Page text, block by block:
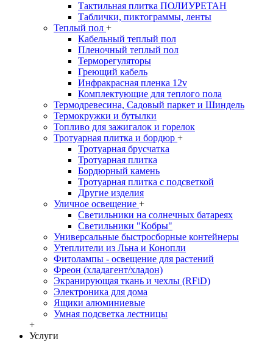
Тактильная плитка ПОЛИУРЕТАН
Таблички, пиктограммы, ленты
Теплый пол +
Кабельный теплый пол
Пленочный теплый пол
Терморегуляторы
Греющий кабель
Инфракрасная пленка 12v
Комплектующие для теплого пола
Термодревесина, Садовый паркет и Шиндель
Термокружки и бутылки
Топливо для зажигалок и горелок
Тротуарная плитка и бордюр +
Тротуарная брусчатка
Тротуарная плитка
Бордюрный камень
Тротуарная плитка с подсветкой
Другие изделия
Уличное освещение +
Светильники на солнечных батареях
Светильники "Кобры"
Универсальные быстросборные контейнеры
Утеплители из Льна и Конопли
Фитолампы - освещение для растений
Фреон (хладагент/хладон)
Экранирующая ткань и чехлы (RFiD)
Электроника для дома
Ящики алюминиевые
Умная подсветка лестницы
+
Услуги